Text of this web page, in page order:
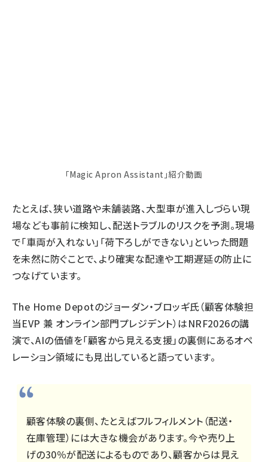
「Magic Apron Assistant」紹介動画
たとえば、狭い道路や未舗装路、大型車が進入しづらい現
場なども事前に検知し、配送トラブルのリスクを予測。現場
で「車両が入れない」「荷下ろしができない」といった問題
を未然に防ぐことで、より確実な配達や工期遅延の防止に
つなげています。
The Home Depotのジョーダン・ブロッギ氏（顧客体験担
当EVP 兼 オンライン部門プレジデント）はNRF2026の講
演で、AIの価値を「顧客から見える支援」の裏側にあるオペ
レーション領域にも見出していると語っています。
顧客体験の裏側、たとえばフルフィルメント（配送・
在庫管理）には大きな機会があります。今や売り上
げの30％が配送によるものであり、顧客からは見え